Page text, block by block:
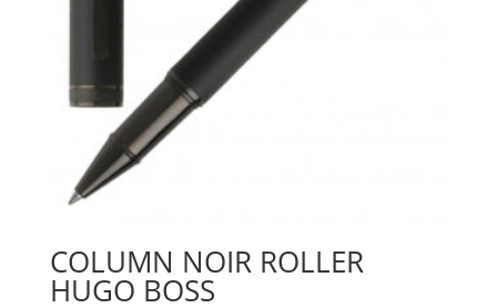
COLUMN NOIR ROLLER
HUGO BOSS